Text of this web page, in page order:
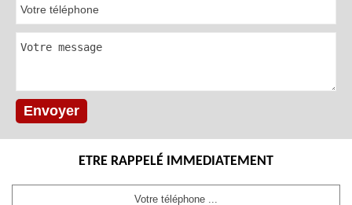
ETRE RAPPELÉ IMMEDIATEMENT